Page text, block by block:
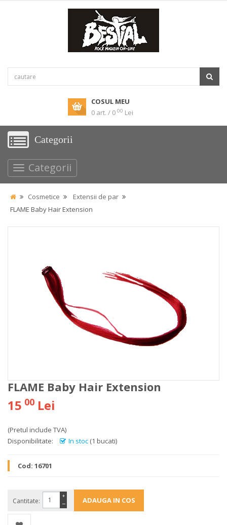
COSUL MEU
0 art. / 0 00 Lei
Categorii
Categorii
Cosmetice
Extensii de par
FLAME Baby Hair Extension
FLAME Baby Hair Extension
15 00 Lei
(Pretul include TVA)
Disponibilitate:
In stoc (1 bucati)
Cod: 16701
Cantitate: −
+